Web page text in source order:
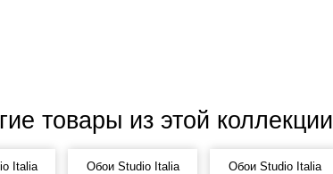
товары из этой коллекции
Italia
Обои Studio Italia
Обои Studio Italia